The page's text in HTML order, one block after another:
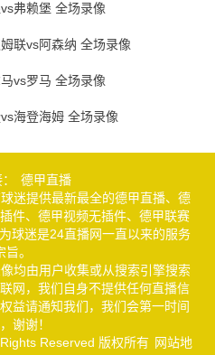
弗赖堡 全场录像
联vs阿森纳 全场录像
vs罗马 全场录像
海登海姆 全场录像
德甲直播
迷提供最新最全的德甲直播、德
件、德甲视频无插件、德甲联赛
球迷是24直播网一直以来的服务
旨。
均由用户收集或从搜索引擎搜索
网，我们自身不提供任何直播信
益请通知我们，我们会第一时间
谢谢！
Reserved 版权所有 网站地